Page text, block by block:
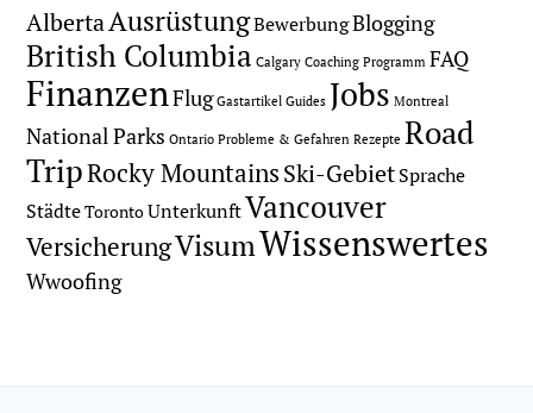
AlbertaAusrüstungBewerbungBlogging
British Columbia Calgary Coaching Programm FAQ
FinanzenFlug Gastartikel Guides Jobs Montreal
National Parks Ontario Probleme & Gefahren Rezepte Road
TripRocky MountainsSki-GebietSprache
StädteTorontoUnterkunftVancouver
VersicherungVisumWissenswertes
Wwoofing